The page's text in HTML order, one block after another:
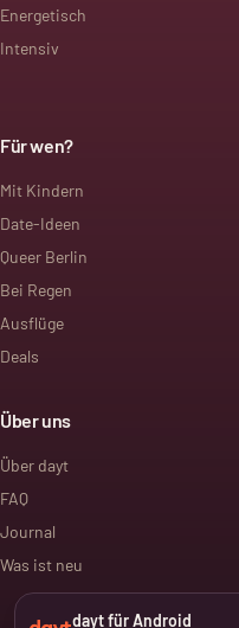
Energetisch
Intensiv
Für wen?
Mit Kindern
Date-Ideen
Queer Berlin
Bei Regen
Ausflüge
Deals
Über uns
Über dayt
FAQ
Journal
Was ist neu
dayt für Android